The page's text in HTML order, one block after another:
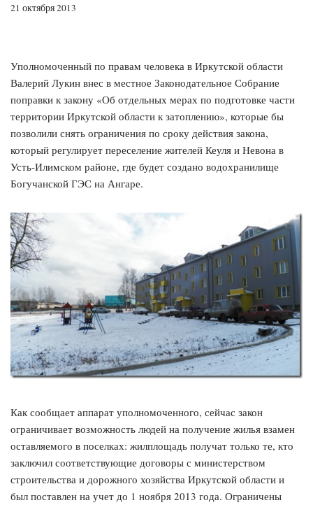
21 октября 2013
Уполномоченный по правам человека в Иркутской области
Валерий Лукин внес в местное Законодательное Собрание
поправки к закону «Об отдельных мерах по подготовке части
территории Иркутской области к затоплению», которые бы
позволили снять ограничения по сроку действия закона,
который регулирует переселение жителей Кеуля и Невона в
Усть-Илимском районе, где будет создано водохранилище
Богучанской ГЭС на Ангаре.
Как сообщает аппарат уполномоченного, сейчас закон
ограничивает возможность людей на получение жилья взамен
оставляемого в поселках: жилплощадь получат только те, кто
заключил соответствующие договоры с министерством
строительства и дорожного хозяйства Иркутской области и
был поставлен на учет до 1 ноября 2013 года. Ограничены